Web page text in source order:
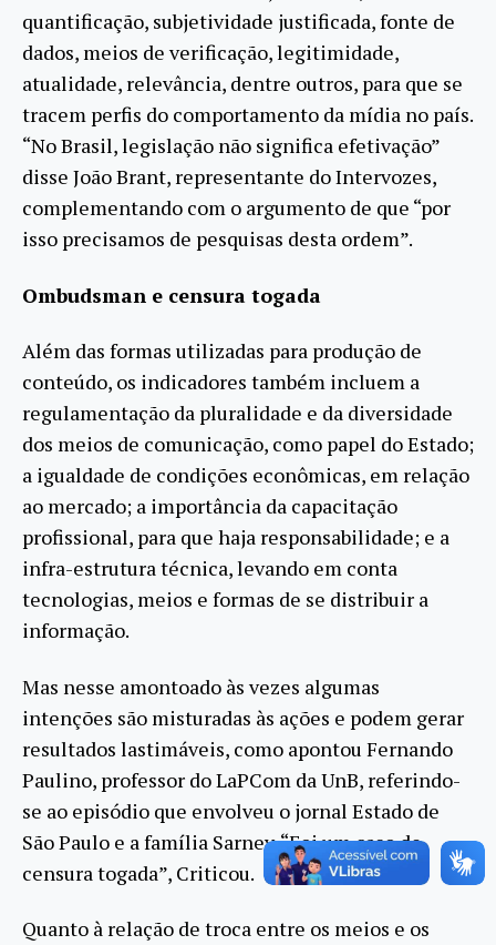
quantificação, subjetividade justificada, fonte de
dados, meios de verificação, legitimidade,
atualidade, relevância, dentre outros, para que se
tracem perfis do comportamento da mídia no país.
“No Brasil, legislação não significa efetivação”
disse João Brant, representante do Intervozes,
complementando com o argumento de que “por
isso precisamos de pesquisas desta ordem”.
Ombudsman e censura togada
Além das formas utilizadas para produção de
conteúdo, os indicadores também incluem a
regulamentação da pluralidade e da diversidade
dos meios de comunicação, como papel do Estado;
a igualdade de condições econômicas, em relação
ao mercado; a importância da capacitação
profissional, para que haja responsabilidade; e a
infra-estrutura técnica, levando em conta
tecnologias, meios e formas de se distribuir a
informação.
Mas nesse amontoado às vezes algumas
intenções são misturadas às ações e podem gerar
resultados lastimáveis, como apontou Fernando
Paulino, professor do LaPCom da UnB, referindo-
se ao episódio que envolveu o jornal Estado de
São Paulo e a família Sarney. “Foi um caso de
censura togada”, Criticou.
Quanto à relação de troca entre os meios e os